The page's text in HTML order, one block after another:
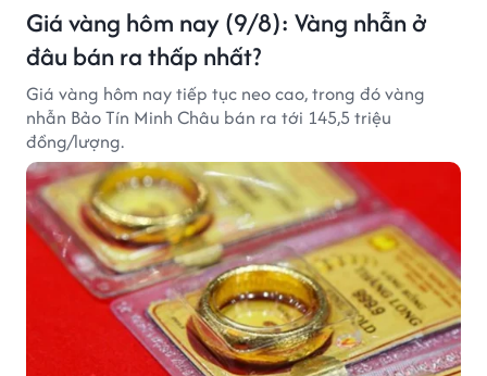
Giá vàng hôm nay (9/8): Vàng nhẫn ở
đâu bán ra thấp nhất?
Giá vàng hôm nay tiếp tục neo cao, trong đó vàng
nhẫn Bảo Tín Minh Châu bán ra tới 145,5 triệu
đồng/lượng.